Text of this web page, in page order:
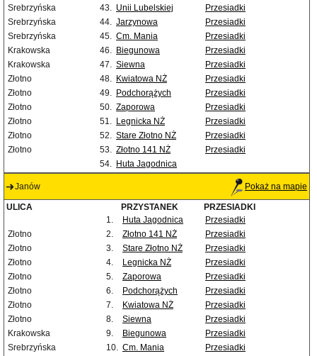
Srebrzyńska 43. Unii Lubelskiej
Przesiadki
Srebrzyńska
44. Jarzynowa
Przesiadki
Srebrzyńska
45. Cm. Mania
Przesiadki
Krakowska
46. Biegunowa
Przesiadki
Krakowska
47. Siewna
Przesiadki
Złotno
48. Kwiatowa NŻ
Przesiadki
Złotno
49. Podchorążych
Przesiadki
Złotno
50. Zaporowa
Przesiadki
Złotno
51. Legnicka NŻ
Przesiadki
Złotno
52. Stare Złotno NŻ
Przesiadki
Złotno
53. Złotno 141 NŻ
Przesiadki
54. Huta Jagodnica
Janów Pokaż na mapie
ULICA PRZYSTANEK
PRZESIADKI
1.
Huta Jagodnica
Przesiadki
Złotno
2. Złotno 141 NŻ
Przesiadki
Złotno
3. Stare Złotno NŻ
Przesiadki
Złotno
4. Legnicka NŻ
Przesiadki
Złotno
5. Zaporowa
Przesiadki
Złotno
6. Podchorążych
Przesiadki
Złotno
7. Kwiatowa NŻ
Przesiadki
Złotno
8. Siewna
Przesiadki
Krakowska
9. Biegunowa
Przesiadki
Srebrzyńska
10. Cm. Mania
Przesiadki